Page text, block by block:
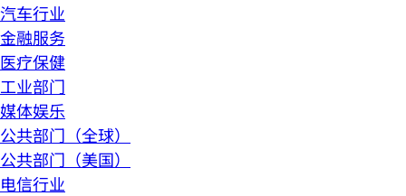
汽车行业
金融服务
医疗保健
工业部门
媒体娱乐
公共部门（全球）
公共部门（美国）
电信行业